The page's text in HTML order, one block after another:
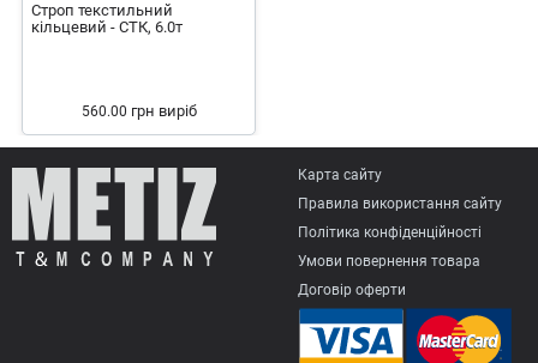
Строп текстильний
кільцевий - СТК, 6.0т
560.00 грн виріб
Карта сайту
Правила використання сайту
Політика конфіденційності
Умови повернення товарa
Договір оферти